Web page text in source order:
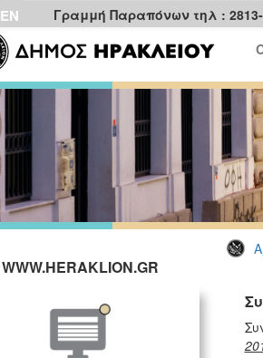
EN Γραμμή Παραπόνων τηλ : 2813-
WWW.HERAKLION.GR